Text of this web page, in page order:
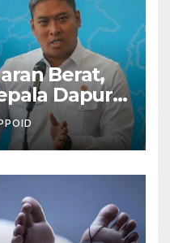
Berat,
Dapur
Alasannya